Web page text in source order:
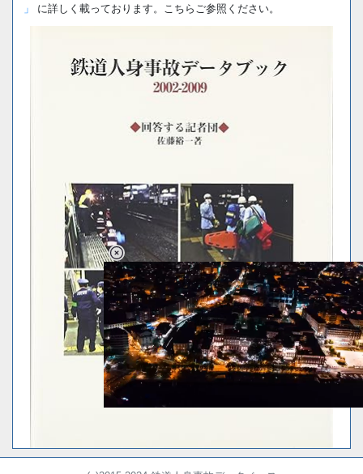
Loaded:
」
に詳しく載っております。こちらご参照ください。